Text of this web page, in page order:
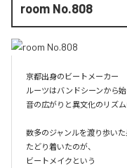
room No.808
京都出身のビートメーカー
ルーツはバンドシーンから
音の広がりと異文化のリズ
数多のジャンルを渡り歩いた
たどり着いたのが、
ビートメイクという